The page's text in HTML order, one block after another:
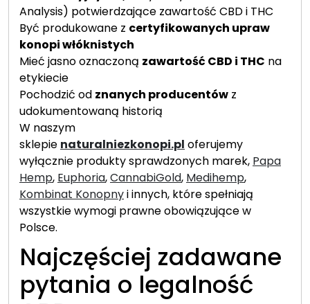
Analysis) potwierdzające zawartość CBD i THC
Być produkowane z certyfikowanych upraw
konopi włóknistych
Mieć jasno oznaczoną zawartość CBD i THC na
etykiecie
Pochodzić od znanych producentów z
udokumentowaną historią
W naszym
sklepie naturalniezkonopi.pl oferujemy
wyłącznie produkty sprawdzonych marek, Papa
Hemp, Euphoria,CannabiGold, Medihemp,
Kombinat Konopnyi innych, które spełniają
wszystkie wymogi prawne obowiązujące w
Polsce.
Najczęściej zadawane
pytania o legalność